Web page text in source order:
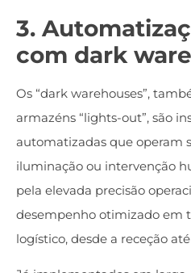
3.
com dark
Os “dark warehouses”,
armazéns “lights-out”, são
automatizadas que operam
iluminação ou intervenção
pela elevada precisão
desempenho otimizado em
logístico, desde a receção